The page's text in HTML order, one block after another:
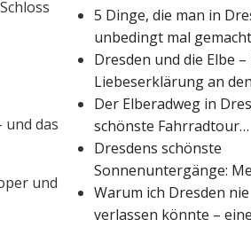
das
und
5 Dinge, die man in
unbedingt mal
Dresden und die Elbe –
Liebeserklärung an
Der Elberadweg in
schönste Fahrradtour…
Dresdens schönste
Sonnenuntergänge:
Warum ich Dresden nie
verlassen könnte –